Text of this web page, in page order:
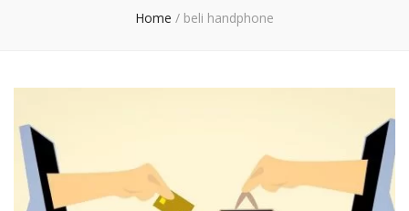
Home / beli handphone